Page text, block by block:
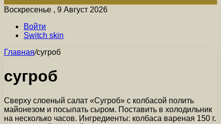
Воскресенье , 9 Август 2026
Войти
Switch skin
Главная/сугроб
сугроб
Сверху слоеный салат «Сугроб» с колбасой полить
майонезом и посыпать сыром. Поставить в холодильник
на несколько часов. Ингредиенты: колбаса вареная 150 г.